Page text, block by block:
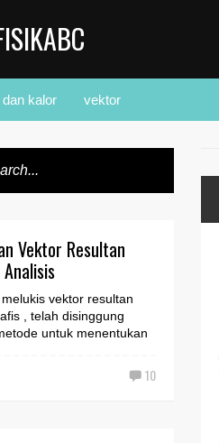
kalor vektor
Vektor Resultan
vektor resultan
, telah disinggung
untuk menentukan
10